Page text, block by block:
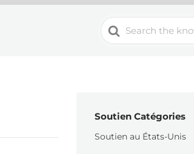
Search
For
Soutien Catégories
Soutien au États-Unis